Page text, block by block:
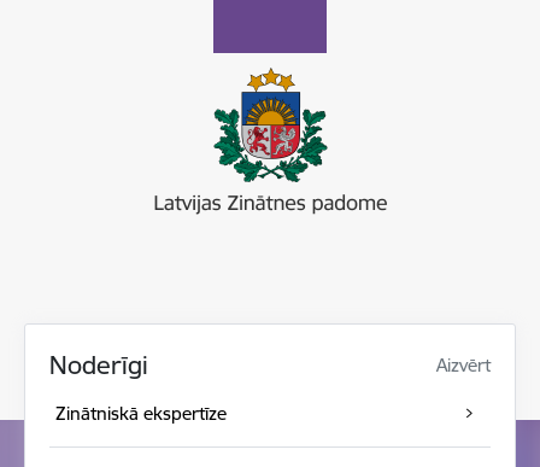
Noderīgi Aizvērt
Zinātniskā ekspertīze